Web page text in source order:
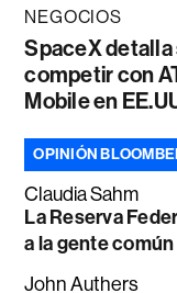
NEGOCIOS
SpaceX detalla
competir con
Mobile en
OPINIÓN
Claudia Sahm
La Reserva
a la gente común
John Authers